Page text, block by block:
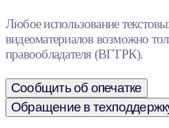
Любое использование
видеоматериалов возможно
правообладателя (ВГТРК).
Сообщить об опечатке
Обращение в